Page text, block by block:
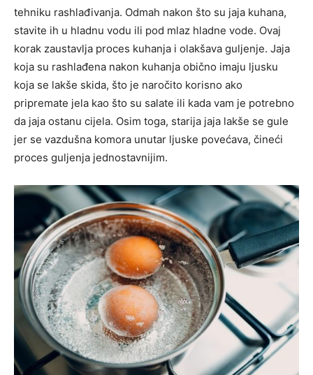
tehniku rashlađivanja. Odmah nakon što su jaja kuhana,
stavite ih u hladnu vodu ili pod mlaz hladne vode. Ovaj
korak zaustavlja proces kuhanja i olakšava guljenje. Jaja
koja su rashlađena nakon kuhanja obično imaju ljusku
koja se lakše skida, što je naročito korisno ako
pripremate jela kao što su salate ili kada vam je potrebno
da jaja ostanu cijela. Osim toga, starija jaja lakše se gule
jer se vazdušna komora unutar ljuske povećava, čineći
proces guljenja jednostavnijim.